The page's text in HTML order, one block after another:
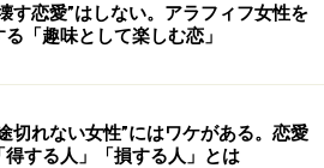
こそ、彼と過ごす時間を無駄だ
か。
ける迷惑は考えず、自分の本音
す恋愛”はしない。アラフィフ女性を
「趣味として楽しむ恋」
切れない女性”にはワケがある。恋愛
得する人」「損する人」とは